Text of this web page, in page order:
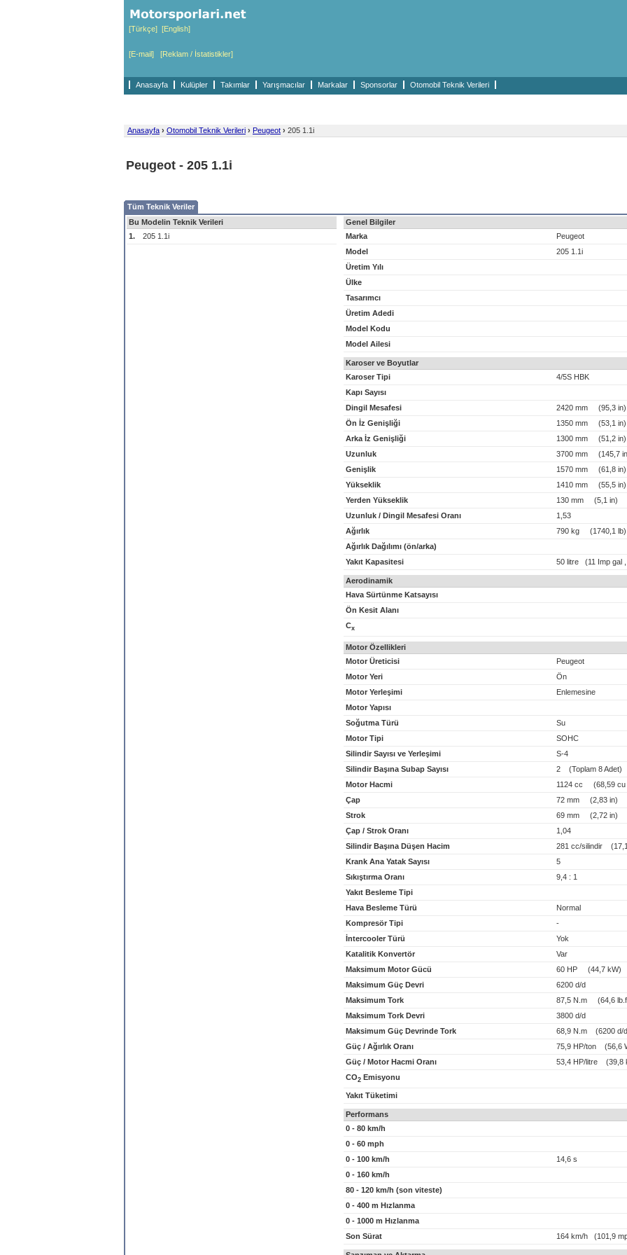
[Türkçe] [English]
[E-mail] [Reklam / İstatistikler]
Anasayfa Kulüpler Takımlar Yarışmacılar Markalar Sponsorlar Otomobil Teknik Verileri
Anasayfa › Otomobil Teknik Verileri › Peugeot › 205 1.1i
Peugeot - 205 1.1i
Tüm Teknik Veriler
Bu Modelin Teknik Verileri
1.
205 1.1i
Genel Bilgiler
Marka
Peugeot
Model
205 1.1i
Üretim Yılı
Ülke
Tasarımcı
Üretim Adedi
Model Kodu
Model Ailesi
Karoser ve Boyutlar
Karoser Tipi
4/5S HBK
Kapı Sayısı
Dingil Mesafesi
2420 mm (95,3 in)
Ön İz Genişliği
1350 mm (53,1 in)
Arka İz Genişliği
1300 mm (51,2 in)
Uzunluk
3700 mm (145,7
Genişlik
1570 mm (61,8 in)
Yükseklik
1410 mm (55,5 in)
Yerden Yükseklik
130 mm (5,1 in)
Uzunluk / Dingil Mesafesi Oranı
1,53
Ağırlık
790 kg (1740,1 lb)
Ağırlık Dağılımı (ön/arka)
Yakıt Kapasitesi
50 litre (11 Imp gal
Aerodinamik
Hava Sürtünme Katsayısı
Ön Kesit Alanı
Cx
Motor Özellikleri
Motor Üreticisi
Peugeot
Motor Yeri
Ön
Motor Yerleşimi
Enlemesine
Motor Yapısı
Soğutma Türü
Su
Motor Tipi
SOHC
Silindir Sayısı ve Yerleşimi
S-4
Silindir Başına Subap Sayısı
2 (Toplam 8 Adet)
Motor Hacmi
1124 cc (68,59 cu
Çap
72 mm (2,83 in)
Strok
69 mm (2,72 in)
Çap / Strok Oranı
1,04
Silindir Başına Düşen Hacim
281 cc/silindir
Krank Ana Yatak Sayısı
5
Sıkıştırma Oranı
9,4 : 1
Yakıt Besleme Tipi
Hava Besleme Türü
Normal
Kompresör Tipi
-
İntercooler Türü
Yok
Katalitik Konvertör
Var
Maksimum Motor Gücü
60 HP (44,7 kW)
Maksimum Güç Devri
6200 d/d
Maksimum Tork
87,5 N.m (64,6
Maksimum Tork Devri
3800 d/d
Maksimum Güç Devrinde Tork
68,9 N.m (6200 d/
Güç / Ağırlık Oranı
75,9 HP/ton (56,6
Güç / Motor Hacmi Oranı
53,4 HP/litre (39,8
CO2 Emisyonu
Yakıt Tüketimi
Performans
0 - 80 km/h
0 - 60 mph
0 - 100 km/h
14,6 s
0 - 160 km/h
80 - 120 km/h (son viteste)
0 - 400 m Hızlanma
0 - 1000 m Hızlanma
Son Sürat
164 km/h (101,9